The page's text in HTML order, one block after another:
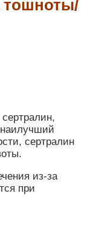
тошноты/
сертралин
из-за
при